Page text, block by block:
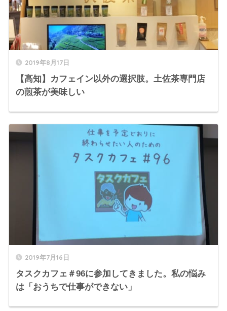
2019年8月17日
【高知】カフェイン以外の選択肢。土佐茶専門店
の煎茶が美味しい
2019年7月16日
タスクカフェ＃96に参加してきました。私の悩み
は「おうちで仕事ができない」